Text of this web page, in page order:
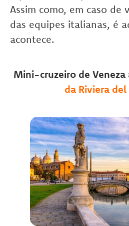
Assim como, em caso
das equipes italianas, é
acontece.
Mini-cruzeiro de Veneza
da Riviera